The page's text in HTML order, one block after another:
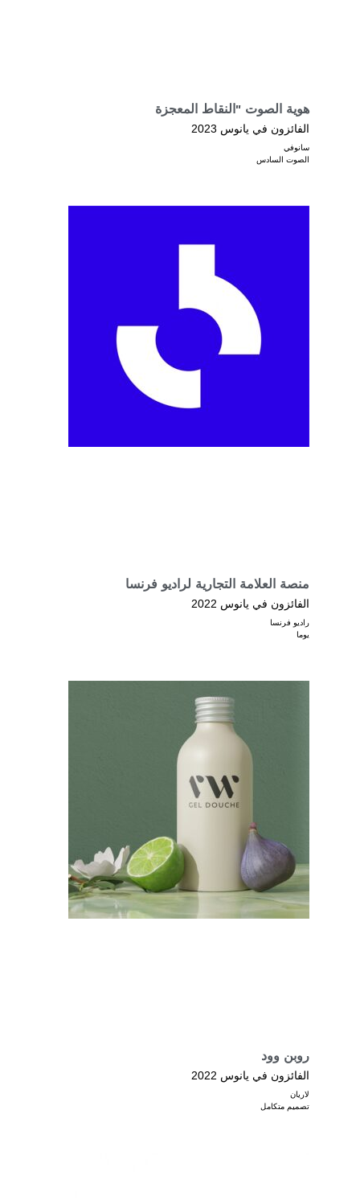
هوية الصوت "النقاط المعجزة
الفائزون في يانوس 2023
سانوفي
الصوت السادس
منصة العلامة التجارية لراديو فرنسا
الفائزون في يانوس 2022
راديو فرنسا
يوما
روبن وود
الفائزون في يانوس 2022
لاريان
تصميم متكامل